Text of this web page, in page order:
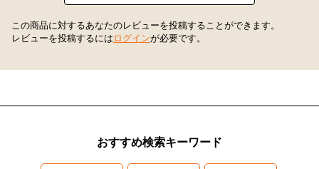
この商品に対するあなたのレビューを投稿することができます。
レビューを投稿するには ログインが必要です。
おすすめ検索キーワード